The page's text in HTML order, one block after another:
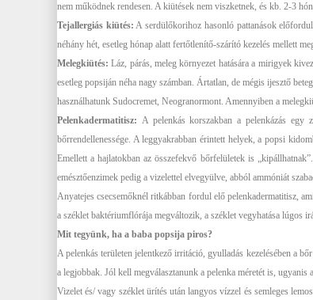
nem működnek rendesen. A kiütések nem viszketnek, és kb. 2-3
Tejallergiás kiütés: A serdülőkorihoz hasonló pattanások
néhány hét, esetleg hónap alatt fertőtlenítő-szárító kezelés mellett
Melegkiütés:Láz, párás, meleg környezet hatására a mirigyek
esetleg popsiján néha nagy számban. Ártatlan, de mégis ijesztő
használhatunk Sudocremet, Neogranormont. Amennyiben a
Pelenkadermatitisz: A pelenkás korszakban a pelenkázás egy
bőrrendellenessége. A leggyakrabban érintett helyek, a popsi
Emellett a hajlatokban az összefekvő bőrfelületek is
emésztőenzimek pedig a vizelettel elvegyülve, abból ammóniát
Anyatejes csecsemőknél ritkábban fordul elő pelenkadermatitisz,
a széklet baktériumflórája megváltozik, a széklet vegyhatása lúgos
Mit tegyünk, ha a baba popsija piros?
A pelenkás területen jelentkező irritáció, gyulladás kezelésében a
a legjobbak. Jól kell megválasztanunk a pelenka méretét is,
Vizelet és/ vagy széklet ürítés után langyos vízzel és semleges